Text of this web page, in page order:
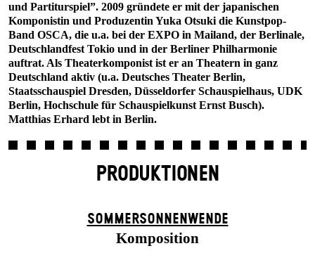
und Partiturspiel”. 2009 gründete er mit der japanischen
Komponistin und Produzentin Yuka Otsuki die Kunstpop-
Band OSCA, die u.a. bei der EXPO in Mailand, der Berlinale,
Deutschlandfest Tokio und in der Berliner Philharmonie
auftrat. Als Theaterkomponist ist er an Theatern in ganz
Deutschland aktiv (u.a. Deutsches Theater Berlin,
Staatsschauspiel Dresden, Düsseldorfer Schauspielhaus, UDK
Berlin, Hochschule für Schauspielkunst Ernst Busch).
Matthias Erhard lebt in Berlin.
PRODUKTIONEN
SOMMER­SONNEN­WENDE
Komposition